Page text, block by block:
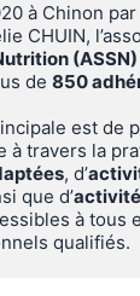
à Chinon
CHUIN,
(ASSN)
de 850
est de
travers la
, d’
que d’
à tous
qualifiés.